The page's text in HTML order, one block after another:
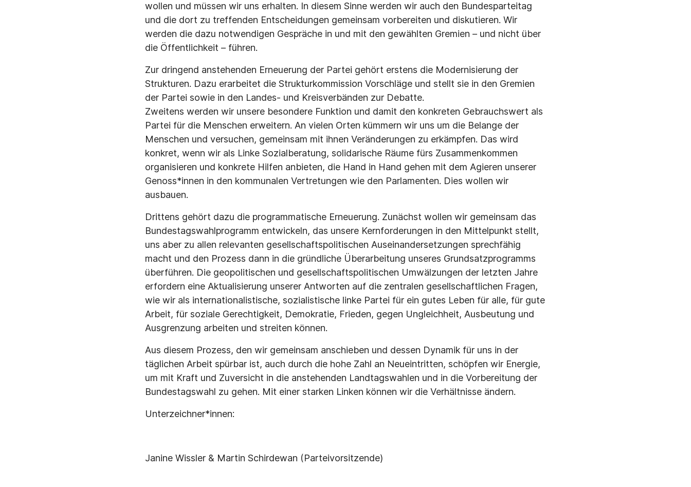
wollen und müssen wir uns erhalten. In diesem Sinne werden wir auch den Bundesparteitag
und die dort zu treffenden Entscheidungen gemeinsam vorbereiten und diskutieren. Wir
werden die dazu notwendigen Gespräche in und mit den gewählten Gremien – und nicht über
die Öffentlichkeit – führen.
Zur dringend anstehenden Erneuerung der Partei gehört erstens die Modernisierung der
Strukturen. Dazu erarbeitet die Strukturkommission Vorschläge und stellt sie in den Gremien
der Partei sowie in den Landes- und Kreisverbänden zur Debatte.
Zweitens werden wir unsere besondere Funktion und damit den konkreten Gebrauchswert als
Partei für die Menschen erweitern. An vielen Orten kümmern wir uns um die Belange der
Menschen und versuchen, gemeinsam mit ihnen Veränderungen zu erkämpfen. Das wird
konkret, wenn wir als Linke Sozialberatung, solidarische Räume fürs Zusammenkommen
organisieren und konkrete Hilfen anbieten, die Hand in Hand gehen mit dem Agieren unserer
Genoss*innen in den kommunalen Vertretungen wie den Parlamenten. Dies wollen wir
ausbauen.
Drittens gehört dazu die programmatische Erneuerung. Zunächst wollen wir gemeinsam das
Bundestagswahlprogramm entwickeln, das unsere Kernforderungen in den Mittelpunkt stellt,
uns aber zu allen relevanten gesellschaftspolitischen Auseinandersetzungen sprechfähig
macht und den Prozess dann in die gründliche Überarbeitung unseres Grundsatzprogramms
überführen. Die geopolitischen und gesellschaftspolitischen Umwälzungen der letzten Jahre
erfordern eine Aktualisierung unserer Antworten auf die zentralen gesellschaftlichen Fragen,
wie wir als internationalistische, sozialistische linke Partei für ein gutes Leben für alle, für gute
Arbeit, für soziale Gerechtigkeit, Demokratie, Frieden, gegen Ungleichheit, Ausbeutung und
Ausgrenzung arbeiten und streiten können.
Aus diesem Prozess, den wir gemeinsam anschieben und dessen Dynamik für uns in der
täglichen Arbeit spürbar ist, auch durch die hohe Zahl an Neueintritten, schöpfen wir Energie,
um mit Kraft und Zuversicht in die anstehenden Landtagswahlen und in die Vorbereitung der
Bundestagswahl zu gehen. Mit einer starken Linken können wir die Verhältnisse ändern.
Unterzeichner*innen:
Janine Wissler & Martin Schirdewan (Parteivorsitzende)